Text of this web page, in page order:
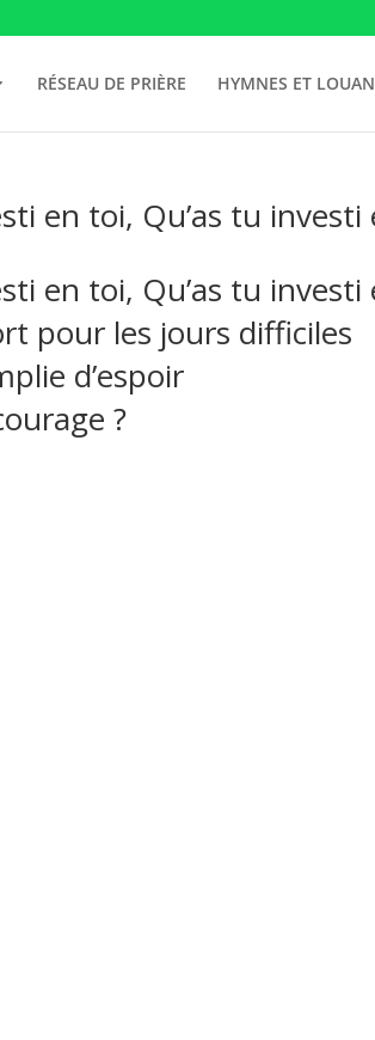
RÉSEAU DE PRIÈRE HYMNES ET
en toi, Qu’as tu investi
en toi, Qu’as tu investi
pour les jours difficiles
d’espoir
?